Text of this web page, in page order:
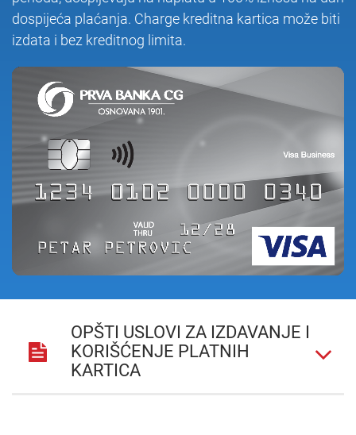
dospijeća plaćanja. Charge kreditna kartica može biti
izdata i bez kreditnog limita.
OPŠTI USLOVI ZA IZDAVANJE I
KORIŠĆENJE PLATNIH
KARTICA